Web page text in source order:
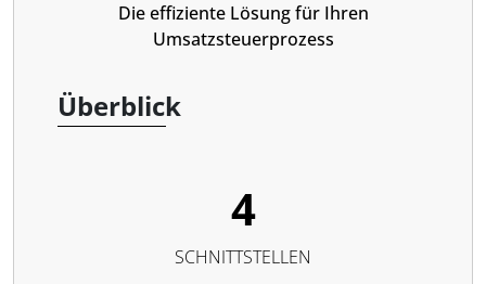
Die effiziente Lösung für Ihren
Umsatzsteuerprozess
Überblick
4
SCHNITTSTELLEN